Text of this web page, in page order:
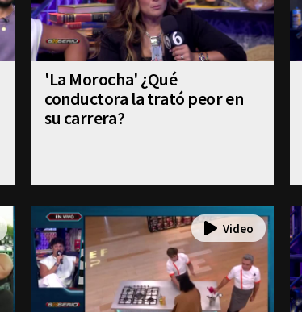
'La Morocha' ¿Qué
conductora la trató peor en
su carrera?